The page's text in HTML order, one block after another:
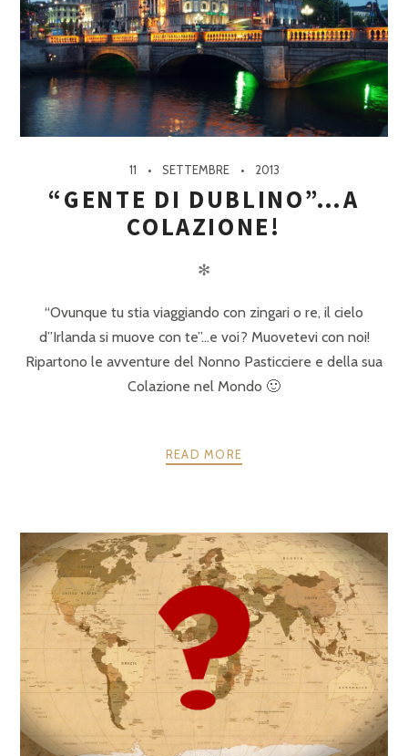
11 SETTEMBRE 2013
“GENTE DI DUBLINO”…A
COLAZIONE!
✻
“Ovunque tu stia viaggiando con zingari o re, il cielo
d”Irlanda si muove con te”…e voi? Muovetevi con noi!
Ripartono le avventure del Nonno Pasticciere e della sua
Colazione nel Mondo 🙂
READ MORE